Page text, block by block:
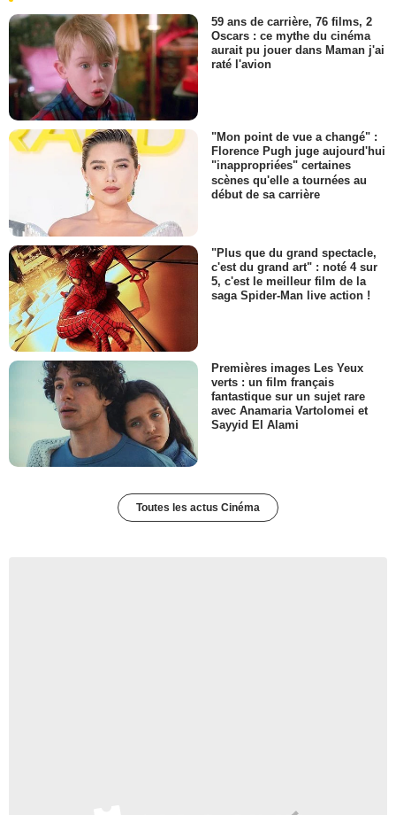
59 ans de carrière, 76 films, 2
Oscars : ce mythe du cinéma
aurait pu jouer dans Maman j'ai
raté l'avion
"Mon point de vue a changé" :
Florence Pugh juge aujourd'hui
"inappropriées" certaines
scènes qu'elle a tournées au
début de sa carrière
"Plus que du grand spectacle,
c'est du grand art" : noté 4 sur
5, c'est le meilleur film de la
saga Spider-Man live action !
Premières images Les Yeux
verts : un film français
fantastique sur un sujet rare
avec Anamaria Vartolomei et
Sayyid El Alami
Toutes les actus Cinéma